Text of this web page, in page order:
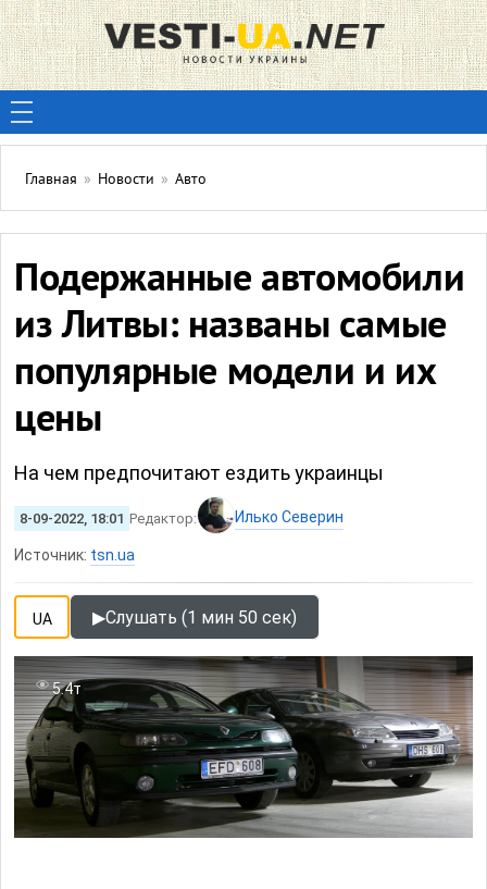
Главная » Новости » Авто
Подержанные автомобили
из Литвы: названы самые
популярные модели и их
цены
На чем предпочитают ездить украинцы
8-09-2022, 18:01 Редактор: Илько Северин
Источник: tsn.ua
UA ▶Слушать (1 мин 50 сек)
5.4т